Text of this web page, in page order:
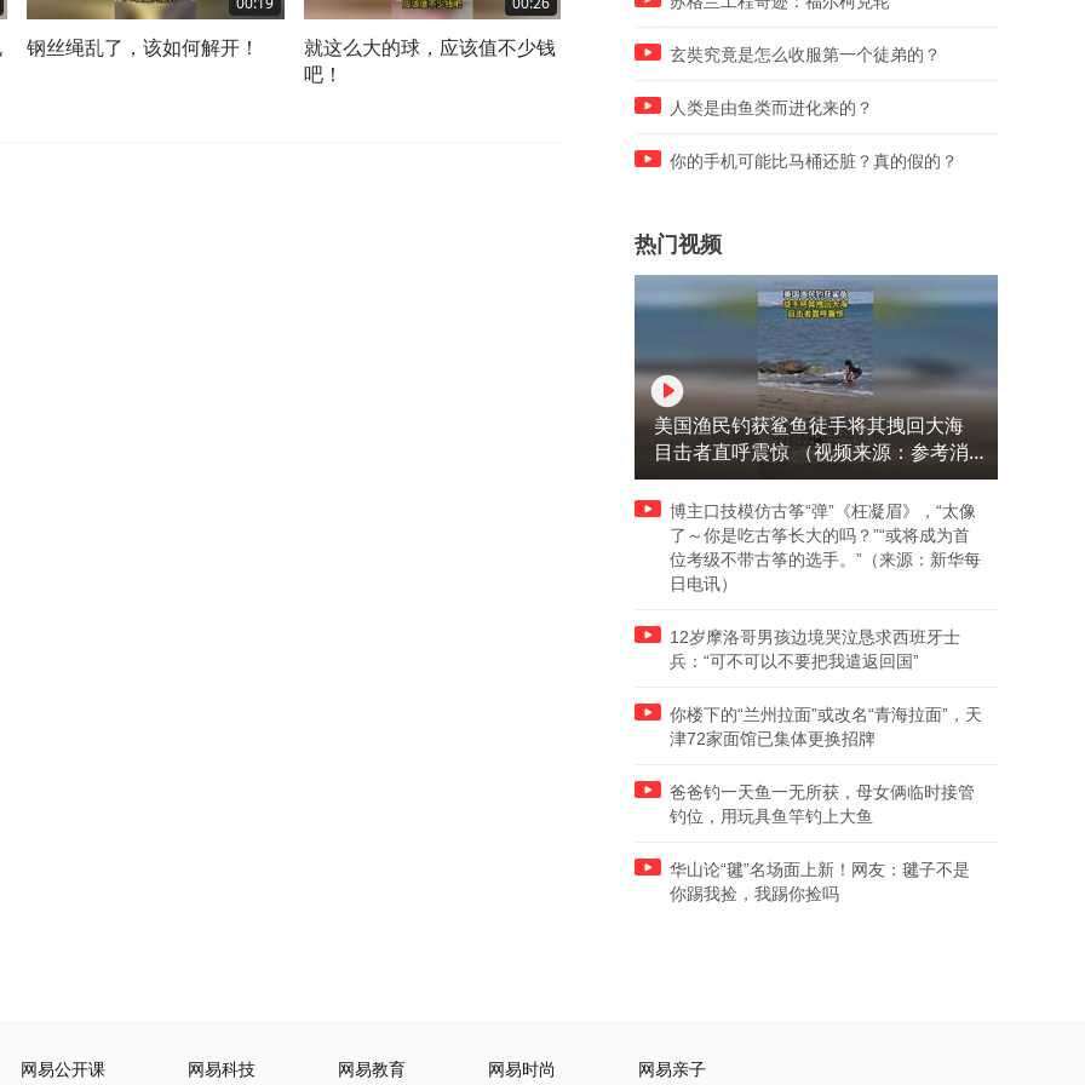
钢丝绳乱了，该如何解开！
就这么大的球，应该值不少钱
吧！
孩子出来放牛，牛太不听话！
安装三角带，原来这样安装
玄奘究竟是怎么收服第一个徒弟的？
人类是由鱼类而进化来的？
你的手机可能比马桶还脏？真的假的？
热门视频
美国渔民钓获鲨鱼徒手将其拽回大海
目击者直呼震惊 （视频来源：参考消
息）
博主口技模仿古筝“弹”《枉凝眉》，“太像
了～你是吃古筝长大的吗？”“或将成为首
位考级不带古筝的选手。”（来源：新华每
日电讯）
12岁摩洛哥男孩边境哭泣恳求西班牙士
兵：“可不可以不要把我遣返回国”
你楼下的“兰州拉面”或改名“青海拉面”，天
津72家面馆已集体更换招牌
爸爸钓一天鱼一无所获，母女俩临时接管
钓位，用玩具鱼竿钓上大鱼
华山论“毽”名场面上新！网友：毽子不是
你踢我捡，我踢你捡吗
网易公开课 网易科技 网易教育 网易时尚 网易亲子